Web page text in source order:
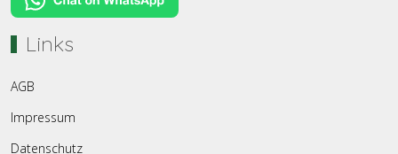
Links
AGB
Impressum
Datenschutz